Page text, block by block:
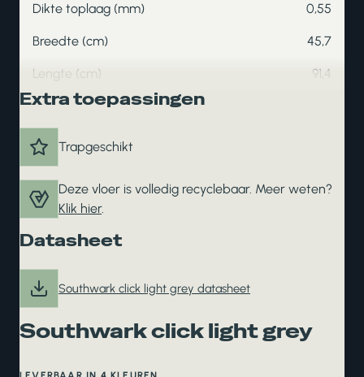
Dikte toplaag (mm) 0,55
Breedte (cm) 45,7
Lengte (cm) 91,4
Extra toepassingen
Trapgeschikt
Deze vloer is volledig recyclebaar. Meer weten?
Klik hier.
Datasheet
Southwark click light grey datasheet
Southwark click light grey